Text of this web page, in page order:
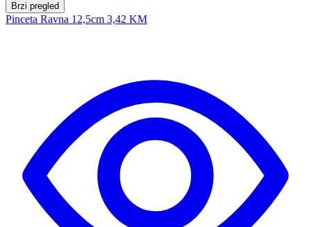
Brzi pregled
Pinceta Ravna 12,5cm 3,42 KM